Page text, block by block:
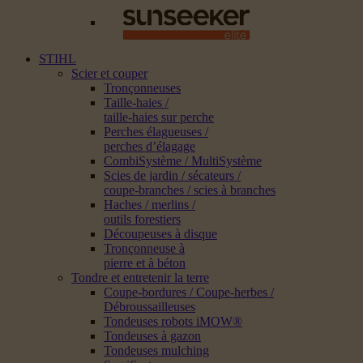
STIHL
Scier et couper
Tronçonneuses
Taille-haies /
taille-haies sur perche
Perches élagueuses /
perches d’élagage
CombiSystème / MultiSystème
Scies de jardin / sécateurs /
coupe-branches / scies à branches
Haches / merlins /
outils forestiers
Découpeuses à disque
Tronçonneuse à
pierre et à béton
Tondre et entretenir la terre
Coupe-bordures / Coupe-herbes /
Débroussailleuses
Tondeuses robots iMOW®
Tondeuses à gazon
Tondeuses mulching